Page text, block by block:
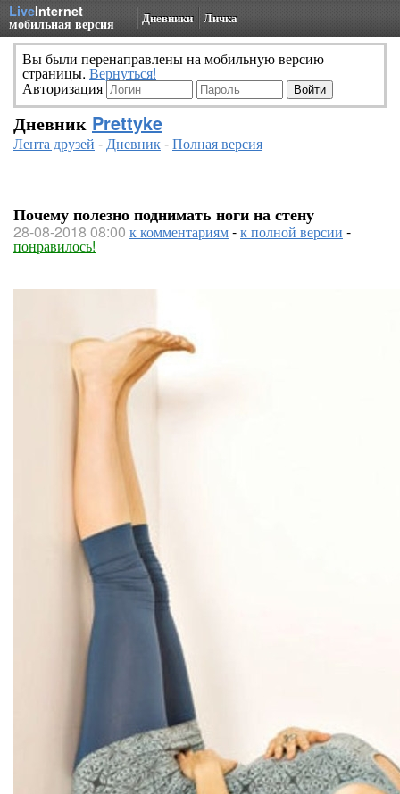
LiveInternet
мобильная версия Дневники Личка
Вы были перенаправлены на мобильную версию
страницы. Вернуться!
Авторизация
Дневник Prettyke
Лента друзей -Дневник-Полная версия
Почему полезно поднимать ноги на стену
28-08-2018 08:00 к комментариям-к полной версии -
понравилось!